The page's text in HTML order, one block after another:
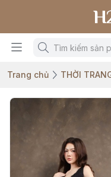
Trang chủ THỜI